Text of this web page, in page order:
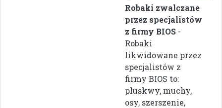
Robaki zwalczane
przez specjalistów
z firmy BIOS -
Robaki
likwidowane przez
specjalistów z
firmy BIOS to:
pluskwy, muchy,
osy, szerszenie,